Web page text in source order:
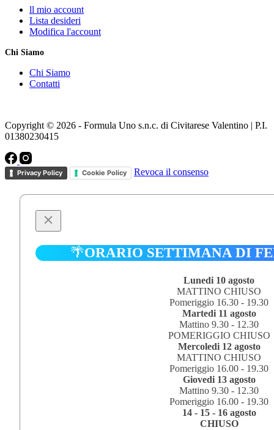
ll mio account
Lista desideri
Modifica l'account
Chi Siamo
Chi Siamo
Contatti
Copyright © 2026 - Formula Uno s.n.c. di Civitarese Valentino | P.I.
01380230415
Privacy Policy Cookie Policy Revoca il consenso
🌴ORARIO SETTIMANA DI
Lunedi 10 agosto
MATTINO CHIUSO
Pomeriggio 16.30 - 19.30
Martedi 11 agosto
Mattino 9.30 - 12.30
POMERIGGIO CHIUSO
Mercoledi 12 agosto
MATTINO CHIUSO
Pomeriggio 16.00 - 19.30
Giovedi 13 agosto
Mattino 9.30 - 12.30
Pomeriggio 16.00 - 19.30
14 - 15 - 16 agosto
CHIUSO